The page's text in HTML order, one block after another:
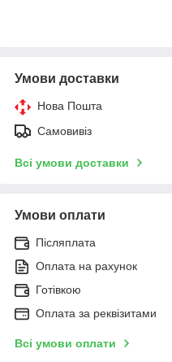
Умови доставки
Нова Пошта
Самовивіз
Всі умови доставки
Умови оплати
Післяплата
Оплата на рахунок
Готівкою
Оплата за реквізитами
Всі умови оплати